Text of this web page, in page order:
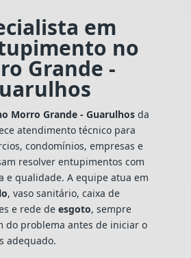
em
no
Grande -
Morro Grande - Guarulhosda
atendimento técnico para
condomínios, empresas e
resolver entupimentos com
e qualidade. A equipe atua em
, vaso sanitário, caixa de
e rede de esgoto, sempre
do problema antes de iniciar o
adequado.